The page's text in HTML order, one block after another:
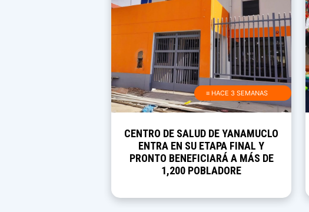
≡ HACE 3 SEMANAS
CENTRO DE SALUD DE YANAMUCLO
ENTRA EN SU ETAPA FINAL Y
PRONTO BENEFICIARÁ A MÁS DE
1,200 POBLADORE